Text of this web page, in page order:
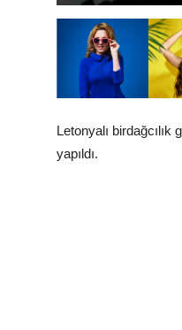
Letonyalı
yapıldı.